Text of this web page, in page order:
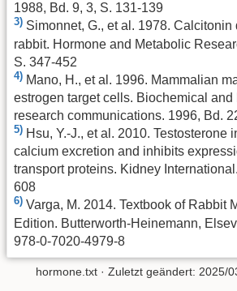
1988, Bd. 9, 3, S. 131-139
3) Simonnet, G., et al. 1978. Calcitonin
rabbit. Hormone and Metabolic
S. 347-452
4) Mano, H., et al. 1996. Mammalian
estrogen target cells. Biochemical and
research communications. 1996, Bd.
5) Hsu, Y.-J., et al. 2010. Testosterone
calcium excretion and inhibits
transport proteins. Kidney
608
6) Varga, M. 2014. Textbook of Rabbit
Edition. Butterworth-Heinemann,
978-0-7020-4979-8
hormone.txt · Zuletzt geändert: 2025/